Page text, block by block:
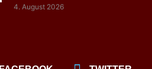
4. August 2026